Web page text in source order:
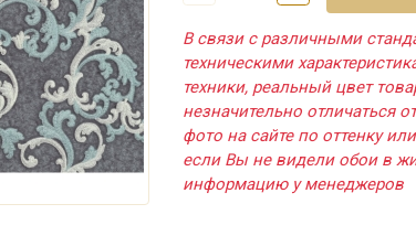
В связи с различными
техническими
техники, реальный цвет
незначительно отличаться
фото на сайте по оттенку
если Вы не видели обои в
информацию у менеджеров